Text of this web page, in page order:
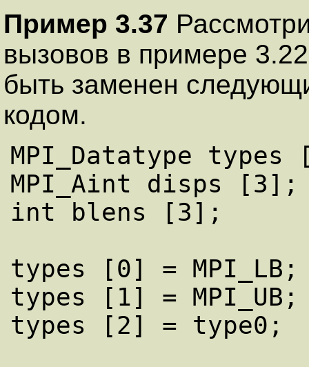
Пример 3.37
вызовов в примере
быть заменен
кодом.
MPI_Datatype
MPI_Aint disps [3];
int blens [3];
types [0] = MPI_LB;
types [1] = MPI_UB;
types [2] = type0;